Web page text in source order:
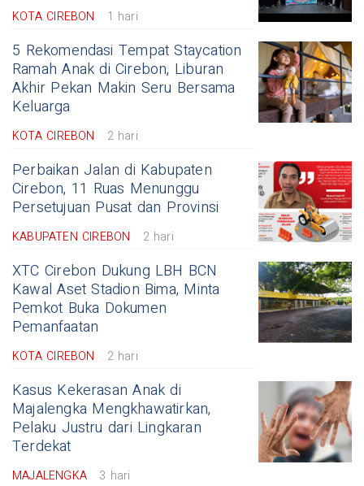
KOTA CIREBON 1 hari
5 Rekomendasi Tempat Staycation
Ramah Anak di Cirebon, Liburan
Akhir Pekan Makin Seru Bersama
Keluarga
KOTA CIREBON 2 hari
Perbaikan Jalan di Kabupaten
Cirebon, 11 Ruas Menunggu
Persetujuan Pusat dan Provinsi
KABUPATEN CIREBON 2 hari
XTC Cirebon Dukung LBH BCN
Kawal Aset Stadion Bima, Minta
Pemkot Buka Dokumen
Pemanfaatan
KOTA CIREBON 2 hari
Kasus Kekerasan Anak di
Majalengka Mengkhawatirkan,
Pelaku Justru dari Lingkaran
Terdekat
MAJALENGKA 3 hari